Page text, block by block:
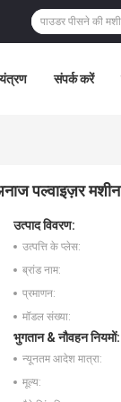
संपर्क करें
पल्वाइज़र मशीन
उत्पाद विवरण:
उत्पत्ति के प्लेस:
ब्रांड नाम:
प्रमाणन:
मॉडल संख्या:
भुगतान & नौवहन नियमों:
न्यूनतम आदेश मात्रा:
मूल्य: